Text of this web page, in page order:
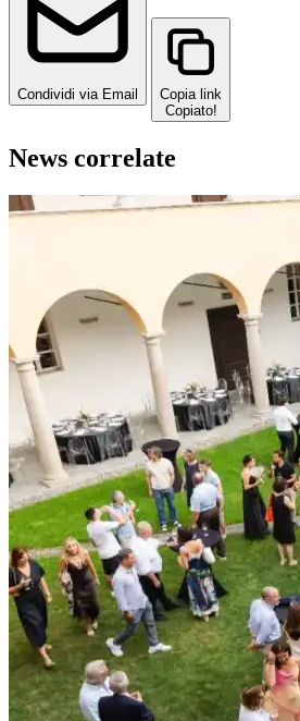
Condividi via Email
Copia link
Copiato!
News correlate